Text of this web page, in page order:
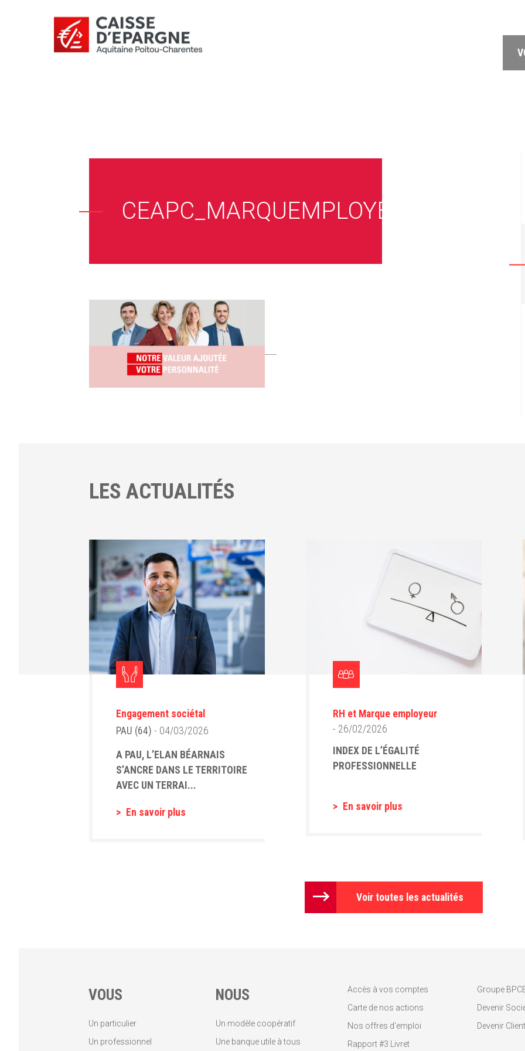
LES ACTUALITÉS
Engagement sociétal
PAU (64) - 04/03/2026
A PAU, L’ELAN BÉARNAIS
S’ANCRE DANS LE TERRITOIRE
AVEC UN TERRAI...
En savoir plus
RH et Marque employeur
- 26/02/2026
INDEX DE L’ÉGALITÉ
PROFESSIONNELLE
En savoir plus
Voir toutes les actualités
VOUS
Un particulier
Un professionnel
NOUS
Un modèle coopératif
Une banque utile à tous
Accès à vos comptes
Carte de nos actions
Nos offres d'emploi
Rapport #3 Livret
Groupe
Devenir
Devenir Client